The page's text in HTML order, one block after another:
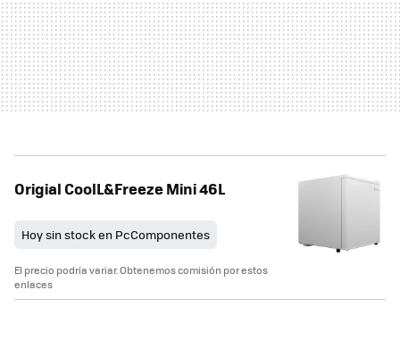
Origial CoolL&Freeze Mini 46L
Hoy sin stock en PcComponentes
El precio podría variar. Obtenemos comisión por estos
enlaces